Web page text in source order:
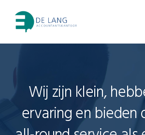
primary
navigation
content
footer
Content
Wij zijn klein,
ervaring en bieden